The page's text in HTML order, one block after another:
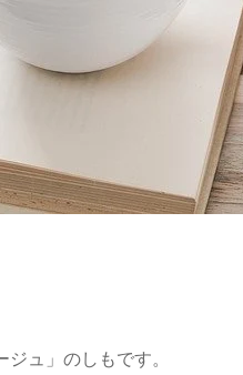
ュ」のしもです。